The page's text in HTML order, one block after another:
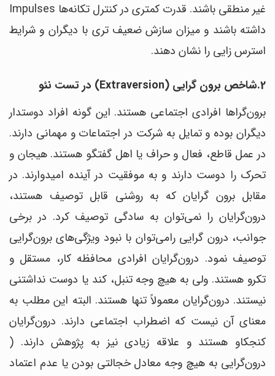
غیر منطقی باشند. قدرت کمتری در کنترل تکانه‌ها Impulses
داشته باشند و میزان سازش ضعیف تری با دیگران و شرایط
استرس زایی را نشان دهند.
2.شاخص برون گرایی (Extraversion) در تست نئو
برون‌گراها افرادی اجتماعی هستند. این گونه افراد دوستدار
دیگران بوده و تمایل به شرکت در اجتماعات و مهمانی دارند.
در عمل قاطع، فعال و حراف یا اهل گفتگو هستند. هیجان و
تحرک را دوست دارند و به موفقیت در آینده امیدوارند. در
مقابل برون گرایان که به روشنی قابل توصیف هستند،
درون‌گرایان را نمی‌توان به سادگی توصیف کرد. در برخی
جوانب، درون گرایی رامی‌توان با نبود ویژگی‌های برون‌گرایی
توصیف نمود. درون‌گرایان افرادی محافظه کار، مستقل و
تکرو هستند. ولی به هیچ وجه تنبل، کند یا دوست نداشتنی
نیستند. درون‌گرایان معمولاً تنها هستند. البته این مطلب به
معنای آن نیست که اضطراب اجتماعی دارند. درون‌گرایان
کنجکاو هستند و علاقه زیادی نیز به پژوهش دارند. (
درون‌گرایی به هیچ وجه معادل خجالتی بودن یا عدم اعتماد